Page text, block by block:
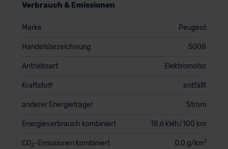
Verbrauch & Emissionen
Marke Peugeot
Handelsbezeichnung 5008
Antriebsart Elektromotor
Kraftstoff entfällt
anderer Energieträger Strom
Energieverbrauch kombiniert 18,6 kWh/100 km
CO2-Emissionen kombiniert 0,0 g/km1